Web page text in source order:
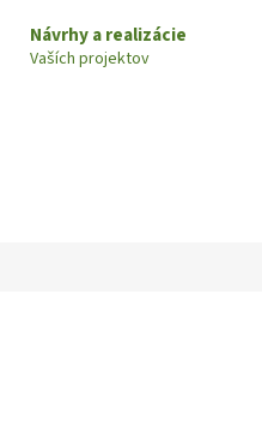
Návrhy a realizácie
Vaších projektov